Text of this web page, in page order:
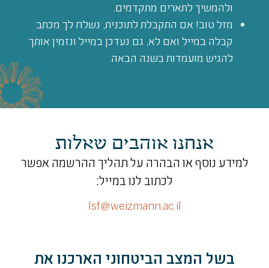
ולהמשיך לתארים מתקדמים.
מזל טוב! אם התקבלת לתוכנית, נשלח לך מכתב
קבלה במייל ואם לא, גם נעדכן במייל ונזמין אותך
להגיש מועמדות בשנה הבאה.
אנחנו אוהבים שאלות
למידע נוסף או הבהרה על תהליך ההרשמה אפשר
לכתוב לנו במייל:
lsf@weizmann.ac.il
בשל המצב הביטחוני הארכנו את